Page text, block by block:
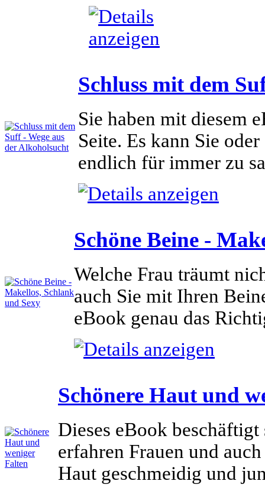
Schluss mit dem
Sie haben mit diesem
Seite. Es kann Sie
endlich für immer zu
Schöne Beine -
Welche Frau träumt
auch Sie mit Ihren
eBook genau das
Schönere Haut und
Dieses eBook
erfahren Frauen und
Haut geschmeidig und